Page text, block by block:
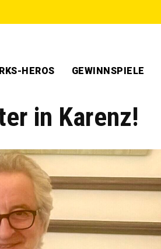
HEROS GEWINNSPIELE
in Karenz!